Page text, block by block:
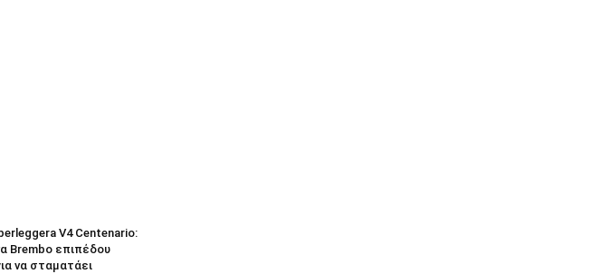
V4 Centenario:
Brembo επιπέδου
να σταματάει